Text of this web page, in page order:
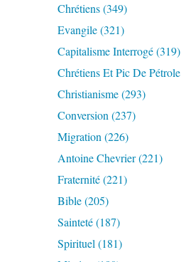
Chrétiens(349)
Evangile(321)
Capitalisme Interrogé(319)
Chrétiens Et Pic De Pétrole
Christianisme(293)
Conversion (237)
Migration (226)
Antoine Chevrier(221)
Fraternité(221)
Bible(205)
Sainteté(187)
Spirituel (181)